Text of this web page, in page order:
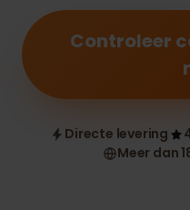
Controleer
Directe levering
Meer dan